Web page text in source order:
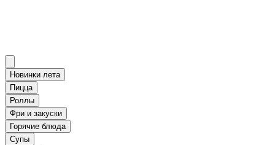
Новинки лета
Пицца
Роллы
Фри и закуски
Горячие блюда
Супы